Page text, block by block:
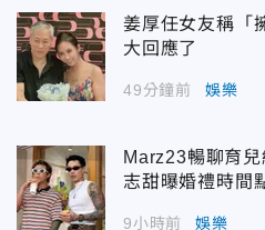
姜厚任女友稱「
大回應了
49分鐘前 娛樂
Marz23暢聊育
志甜曝婚禮時間
9小時前 娛樂